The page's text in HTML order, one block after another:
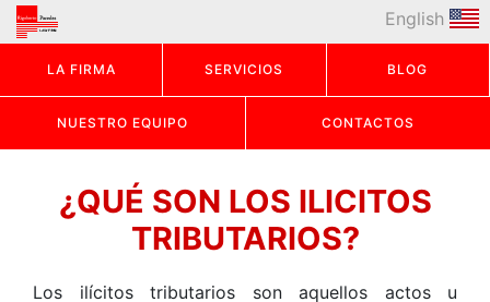
LA FIRMA SERVICIOS BLOG
NUESTRO EQUIPO CONTACTOS
English
¿QUÉ SON LOS ILICITOS
TRIBUTARIOS?
Los ilícitos tributarios son aquellos actos u